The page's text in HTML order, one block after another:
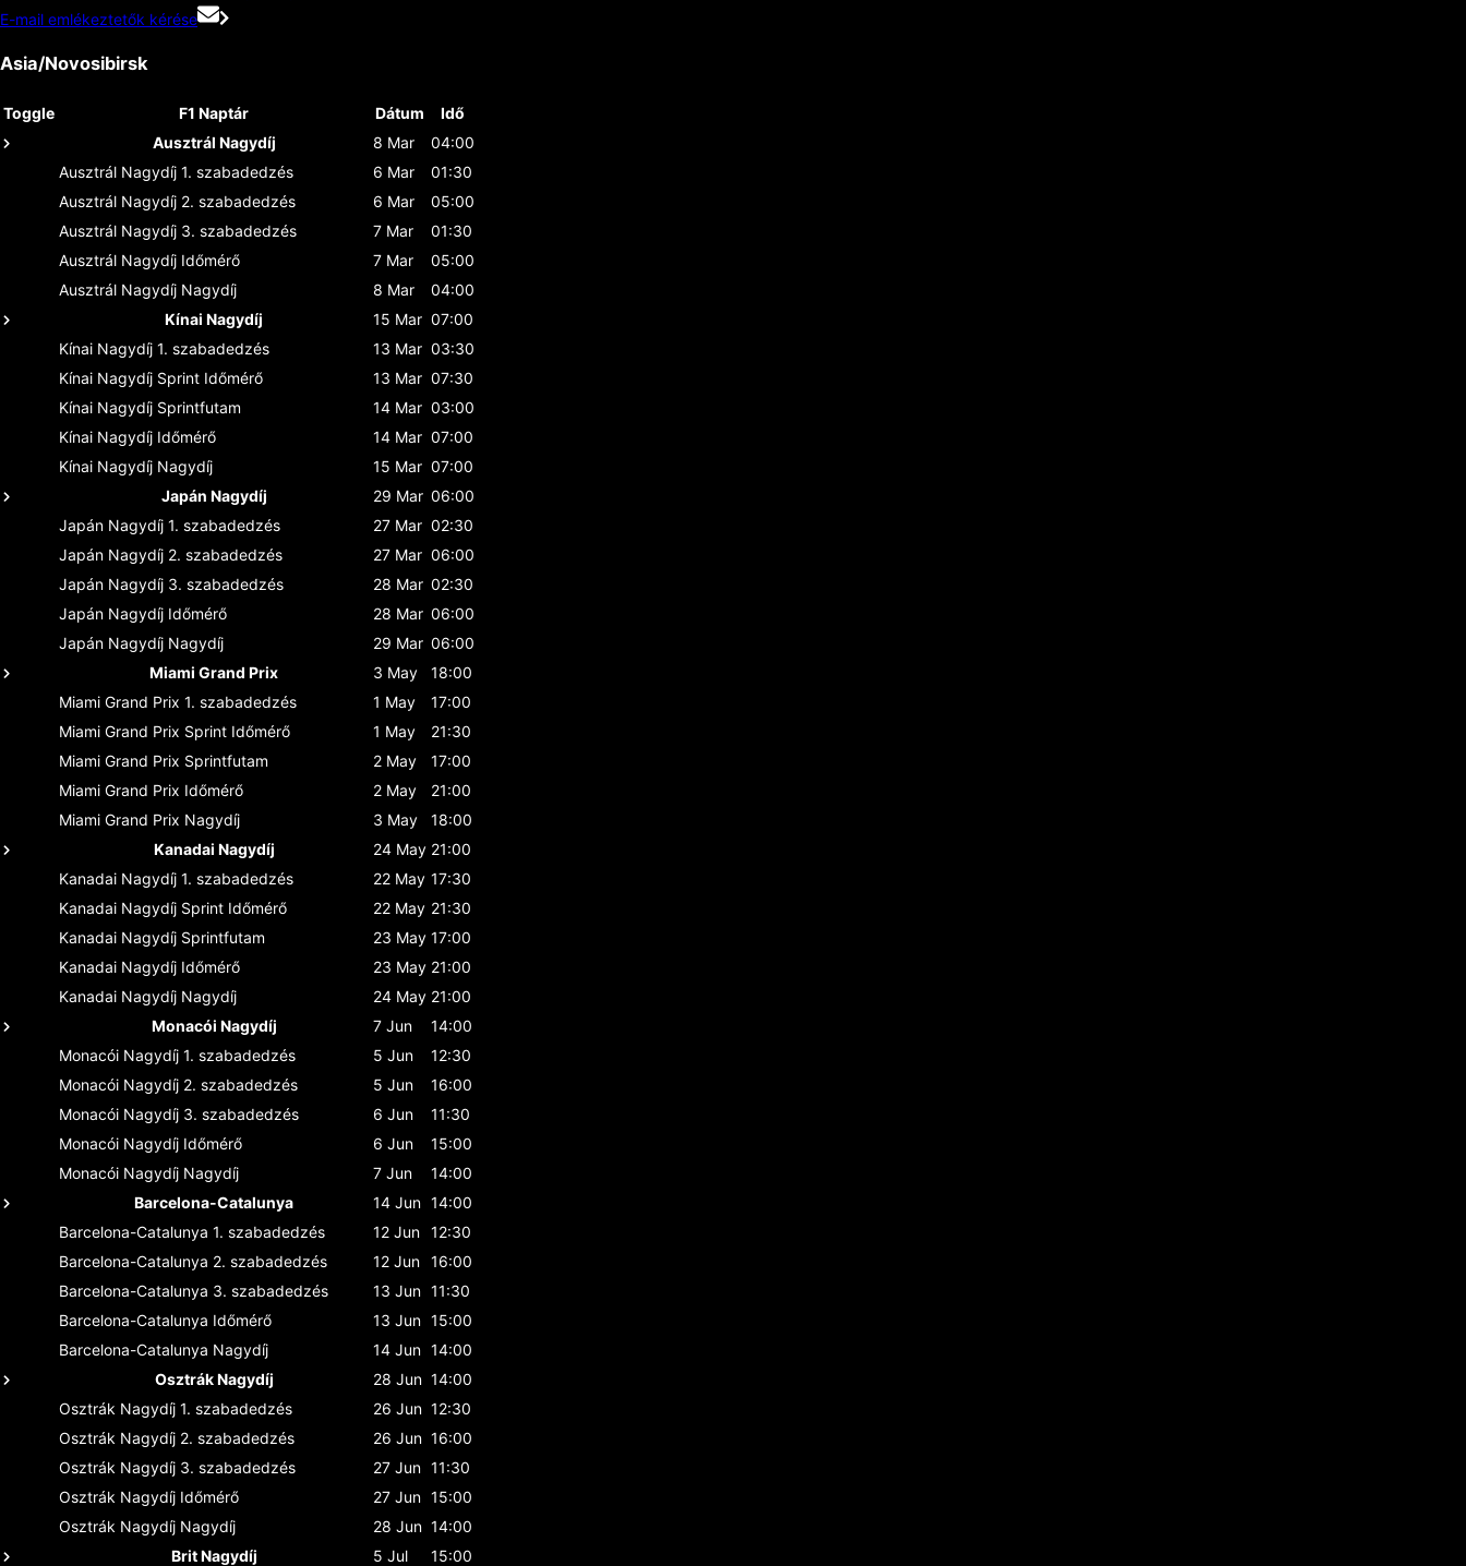
E-mail emlékeztetők kérése
Asia/Novosibirsk
Toggle F1 Naptár Dátum
Idő
Ausztrál Nagydíj
8 Mar
04:00
Ausztrál Nagydíj 1. szabadedzés 6 Mar
01:30
Ausztrál Nagydíj 2. szabadedzés 6 Mar
05:00
Ausztrál Nagydíj 3. szabadedzés 7 Mar
01:30
Ausztrál Nagydíj Időmérő 7 Mar
05:00
Ausztrál Nagydíj Nagydíj 8 Mar
04:00
Kínai Nagydíj
15 Mar 07:00
Kínai Nagydíj 1. szabadedzés 13 Mar 03:30
Kínai Nagydíj Sprint Időmérő 13 Mar 07:30
Kínai Nagydíj Sprintfutam 14 Mar 03:00
Kínai Nagydíj Időmérő 14 Mar 07:00
Kínai Nagydíj Nagydíj 15 Mar 07:00
Japán Nagydíj
29 Mar 06:00
Japán Nagydíj 1. szabadedzés 27 Mar 02:30
Japán Nagydíj 2. szabadedzés 27 Mar 06:00
Japán Nagydíj 3. szabadedzés 28 Mar 02:30
Japán Nagydíj Időmérő 28 Mar 06:00
Japán Nagydíj Nagydíj 29 Mar 06:00
Miami Grand Prix
3 May
18:00
Miami Grand Prix 1. szabadedzés 1 May
17:00
Miami Grand Prix Sprint Időmérő 1 May
21:30
Miami Grand Prix Sprintfutam 2 May
17:00
Miami Grand Prix Időmérő 2 May
21:00
Miami Grand Prix Nagydíj 3 May
18:00
Kanadai Nagydíj
24 May 21:00
Kanadai Nagydíj 1. szabadedzés 22 May 17:30
Kanadai Nagydíj Sprint Időmérő 22 May 21:30
Kanadai Nagydíj Sprintfutam 23 May 17:00
Kanadai Nagydíj Időmérő 23 May 21:00
Kanadai Nagydíj Nagydíj 24 May 21:00
Monacói Nagydíj
7 Jun
14:00
Monacói Nagydíj 1. szabadedzés 5 Jun
12:30
Monacói Nagydíj 2. szabadedzés 5 Jun
16:00
Monacói Nagydíj 3. szabadedzés 6 Jun
11:30
Monacói Nagydíj Időmérő 6 Jun
15:00
Monacói Nagydíj Nagydíj 7 Jun
14:00
Barcelona-Catalunya
14 Jun 14:00
Barcelona-Catalunya 1. szabadedzés 12 Jun 12:30
Barcelona-Catalunya 2. szabadedzés 12 Jun 16:00
Barcelona-Catalunya 3. szabadedzés 13 Jun 11:30
Barcelona-Catalunya Időmérő 13 Jun 15:00
Barcelona-Catalunya Nagydíj 14 Jun 14:00
Osztrák Nagydíj
28 Jun 14:00
Osztrák Nagydíj 1. szabadedzés 26 Jun 12:30
Osztrák Nagydíj 2. szabadedzés 26 Jun 16:00
Osztrák Nagydíj 3. szabadedzés 27 Jun 11:30
Osztrák Nagydíj Időmérő 27 Jun 15:00
Osztrák Nagydíj Nagydíj 28 Jun 14:00
Brit Nagydíj
5 Jul
15:00